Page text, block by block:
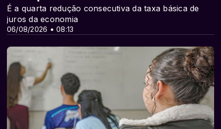
06/08/2026 • 08:13
É a quarta redução consecutiva da taxa básica de
juros da economia